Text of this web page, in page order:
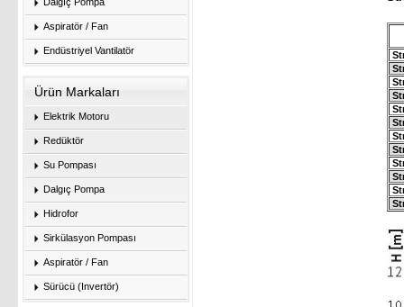
Aspiratör / Fan
Endüstriyel Vantilatör
Ürün Markaları
Elektrik Motoru
Redüktör
Su Pompası
Dalgıç Pompa
Hidrofor
Sirkülasyon Pompası
Aspiratör / Fan
Sürücü (Invertör)